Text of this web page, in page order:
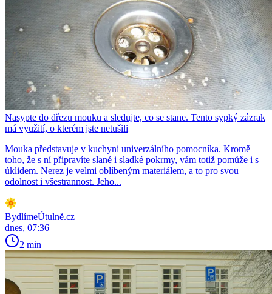
Nasypte do dřezu mouku a sledujte, co se stane. Tento sypký zázrak
má využití, o kterém jste netušili
Mouka představuje v kuchyni univerzálního pomocníka. Kromě
toho, že s ní připravíte slané i sladké pokrmy, vám totiž pomůže i s
úklidem. Nerez je velmi oblíbeným materiálem, a to pro svou
odolnost i všestrannost. Jeho...
BydlímeÚtulně.cz
dnes, 07:36
2 min